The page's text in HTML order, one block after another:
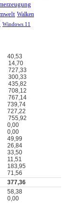
Walken
Windows 11
40,53
14,70
727,33
300,33
435,82
708,12
767,14
739,74
727,22
755,92
0,00
0,00
49,99
26,84
33,50
11,51
183,95
71,56
377,36
58,38
0,00